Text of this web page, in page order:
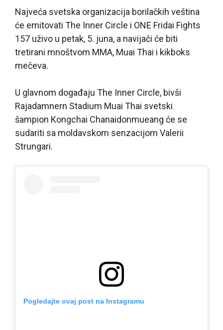
Najveća svetska organizacija borilačkih veština
će emitovati The Inner Circle i ONE Fridai Fights
157 uživo u petak, 5. juna, a navijači će biti
tretirani mnoštvom MMA, Muai Thai i kikboks
mečeva.
U glavnom događaju The Inner Circle, bivši
Rajadamnern Stadium Muai Thai svetski
šampion Kongchai Chanaidonmueang će se
sudariti sa moldavskom senzacijom Valerii
Strungari.
Pogledajte ovaj post na Instagramu